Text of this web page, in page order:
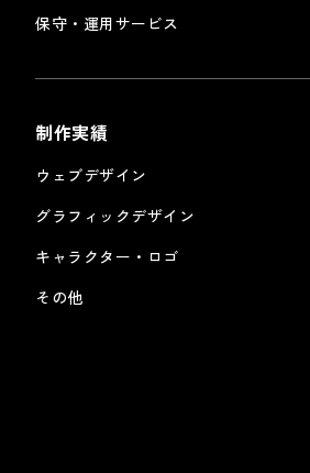
保守・運用サービス
制作実績
ウェブデザイン
グラフィックデザイン
キャラクター・ロゴ
その他